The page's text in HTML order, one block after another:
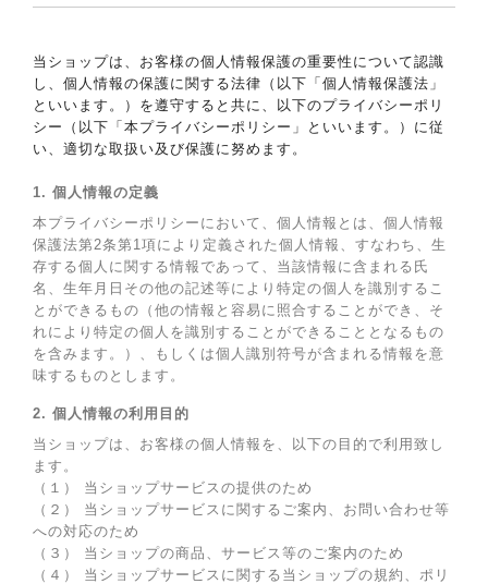
当ショップは、お客様の個人情報保護の重要性について認識
し、個人情報の保護に関する法律（以下「個人情報保護法」
といいます。）を遵守すると共に、以下のプライバシーポリ
シー（以下「本プライバシーポリシー」といいます。）に従
い、適切な取扱い及び保護に努めます。
1. 個人情報の定義
本プライバシーポリシーにおいて、個人情報とは、個人情報
保護法第2条第1項により定義された個人情報、すなわち、生
存する個人に関する情報であって、当該情報に含まれる氏
名、生年月日その他の記述等により特定の個人を識別するこ
とができるもの（他の情報と容易に照合することができ、そ
れにより特定の個人を識別することができることとなるもの
を含みます。）、もしくは個人識別符号が含まれる情報を意
味するものとします。
2. 個人情報の利用目的
当ショップは、お客様の個人情報を、以下の目的で利用致し
ます。
（１） 当ショップサービスの提供のため
（２） 当ショップサービスに関するご案内、お問い合わせ等
への対応のため
（３） 当ショップの商品、サービス等のご案内のため
（４） 当ショップサービスに関する当ショップの規約、ポリ